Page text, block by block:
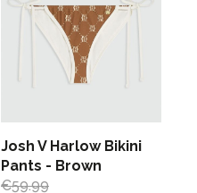
Josh V Harlow Bikini
Pants - Brown
€59.99